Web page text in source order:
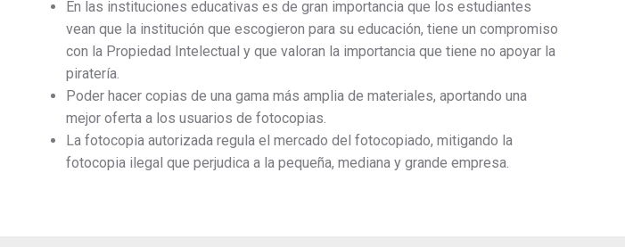
En las instituciones educativas es de gran importancia que los estudiantes
vean que la institución que escogieron para su educación, tiene un compromiso
con la Propiedad Intelectual y que valoran la importancia que tiene no apoyar la
piratería.
Poder hacer copias de una gama más amplia de materiales, aportando una
mejor oferta a los usuarios de fotocopias.
La fotocopia autorizada regula el mercado del fotocopiado, mitigando la
fotocopia ilegal que perjudica a la pequeña, mediana y grande empresa.